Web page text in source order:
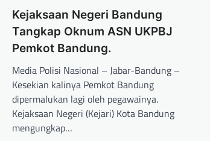
Kejaksaan Negeri Bandung
Tangkap Oknum ASN UKPBJ
Pemkot Bandung.
Media Polisi Nasional – Jabar-Bandung –
Kesekian kalinya Pemkot Bandung
dipermalukan lagi oleh pegawainya.
Kejaksaan Negeri (Kejari) Kota Bandung
mengungkap…